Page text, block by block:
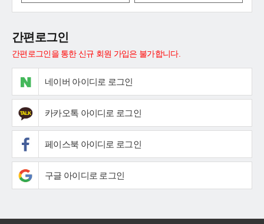
간편로그인
간편로그인을 통한 신규 회원 가입은 불가합니다.
네이버 아이디로 로그인
카카오톡 아이디로 로그인
페이스북 아이디로 로그인
구글 아이디로 로그인